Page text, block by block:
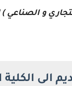
للعام الدراسي (2020-
الكلية